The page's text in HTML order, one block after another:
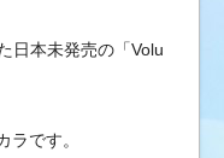
日本未発売の「Volu
です。